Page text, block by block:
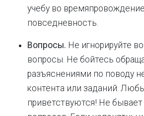
учебу во
повседневность.
Вопросы. Не игнорируйте
вопросы. Не бойтесь
разъяснениями по поводу
контента или заданий.
приветствуются! Не бывает